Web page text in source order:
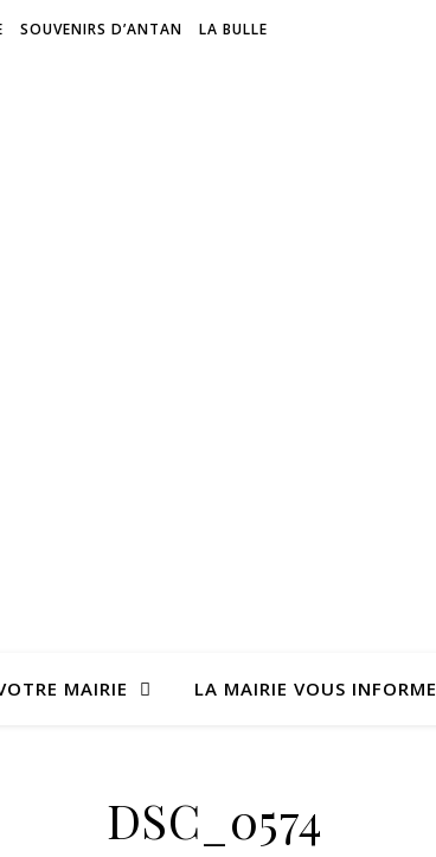
SOUVENIRS D’ANTAN LA BULLE
MAIRIE LA MAIRIE VOUS INFORME
DSC_0574